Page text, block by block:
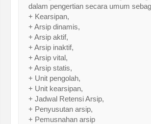
dalam pengertian secara umum
+ Kearsipan,
+ Arsip dinamis,
+ Arsip aktif,
+ Arsip inaktif,
+ Arsip vital,
+ Arsip statis,
+ Unit pengolah,
+ Unit kearsipan,
+ Jadwal Retensi Arsip,
+ Penyusutan arsip,
+ Pemusnahan arsip